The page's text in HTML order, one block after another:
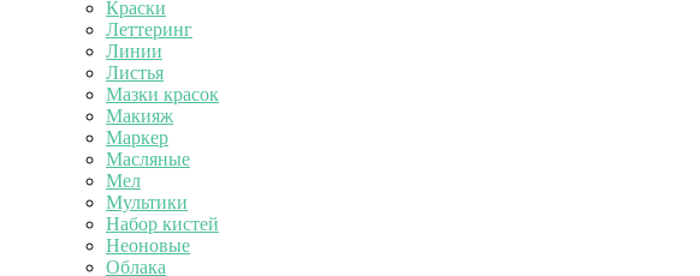
Краски
Леттеринг
Линии
Листья
Мазки красок
Макияж
Маркер
Масляные
Мел
Мультики
Набор кистей
Неоновые
Облака